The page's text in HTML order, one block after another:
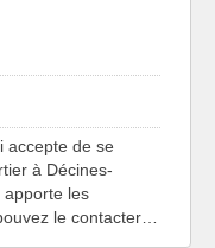
accepte de se
à Décines-
apporte les
le contacter…